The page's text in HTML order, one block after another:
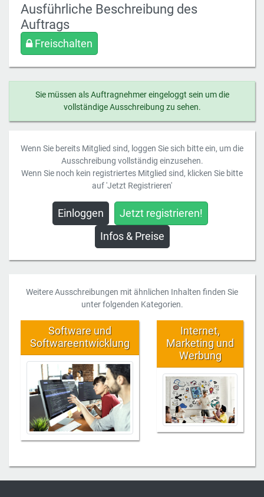
Ausführliche Beschreibung des
Auftrags
Freischalten
Sie müssen als Auftragnehmer eingeloggt sein um die
vollständige Ausschreibung zu sehen.
Wenn Sie bereits Mitglied sind, loggen Sie sich bitte ein, um die
Ausschreibung vollständig einzusehen.
Wenn Sie noch kein registriertes Mitglied sind, klicken Sie bitte
auf 'Jetzt Registrieren'
Einloggen
Jetzt registrieren!
Infos & Preise
Weitere Ausschreibungen mit ähnlichen Inhalten finden Sie
unter folgenden Kategorien.
Software und
Softwareentwicklung
Internet,
Marketing und
Werbung